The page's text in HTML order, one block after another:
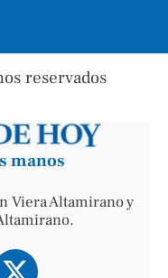
reservados
manos
Viera Altamirano y